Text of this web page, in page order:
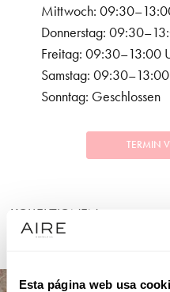
Esta página web usa
Mittwoch:
Donnerstag:
Freitag: 09:30–13:00
Samstag:
Sonntag: Geschlossen
TERMIN
KOLLEKTIONEN